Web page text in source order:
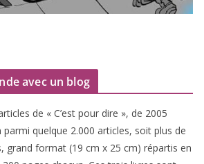
avec un blog
de « C’est pour dire », de 2005
par­mi quelque 2.000 articles, soit plus de
grand for­mat (19 cm x 25 cm) répar­tis en